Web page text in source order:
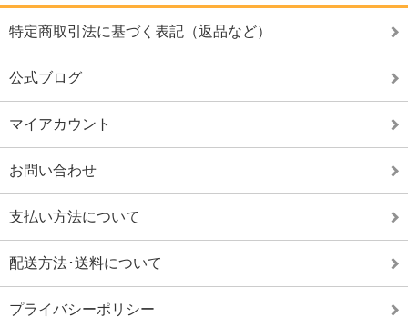
特定商取引法に基づく表記（返品など）
公式ブログ
マイアカウント
お問い合わせ
支払い方法について
配送方法･送料について
プライバシーポリシー